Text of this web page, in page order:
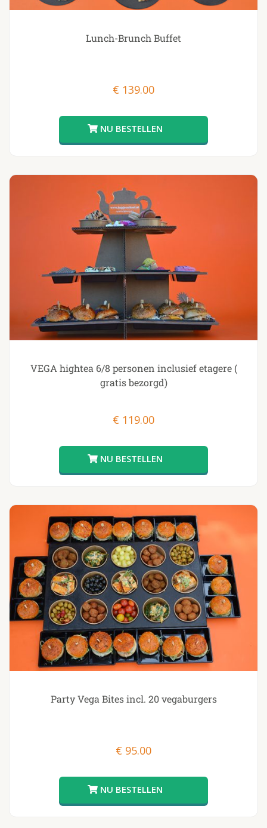
Lunch-Brunch Buffet
€ 139.00
VEGA hightea 6/8 personen inclusief etagere (
gratis bezorgd)
€ 119.00
Party Vega Bites incl. 20 vegaburgers
€ 95.00